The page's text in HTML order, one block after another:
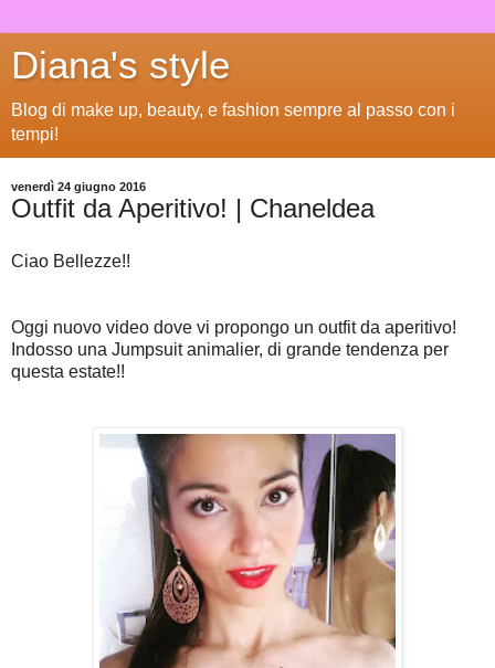
Diana's style
Blog di make up, beauty, e fashion sempre al passo con i
tempi!
venerdì 24 giugno 2016
Outfit da Aperitivo! | Chaneldea
Ciao Bellezze!!
Oggi nuovo video dove vi propongo un outfit da aperitivo!
Indosso una Jumpsuit animalier, di grande tendenza per
questa estate!!